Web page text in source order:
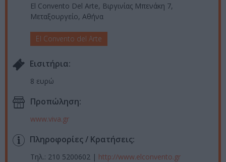
El Convento Del Arte, Βιργινίας Μπενάκη 7,
Μεταξουργείο, Αθήνα
El Convento del Arte
Eισιτήρια:
8 ευρώ
Προπώληση:
www.viva.gr
Πληροφορίες / Κρατήσεις:
Τηλ.: 210 5200602 | http://www.elconvento.gr